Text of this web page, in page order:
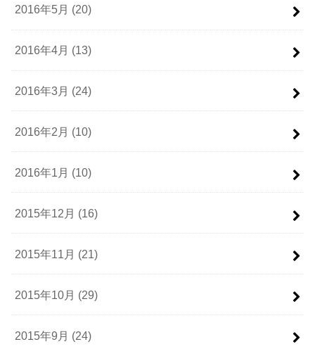
2016年5月 (20)
2016年4月 (13)
2016年3月 (24)
2016年2月 (10)
2016年1月 (10)
2015年12月 (16)
2015年11月 (21)
2015年10月 (29)
2015年9月 (24)